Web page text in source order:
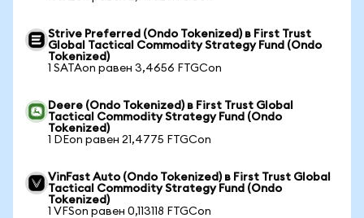
Strive Preferred (Ondo Tokenized) в First Trust
Global Tactical Commodity Strategy Fund (Ondo
Tokenized)
1 SATAon равен 3,4656 FTGCon
Deere (Ondo Tokenized) в First Trust Global
Tactical Commodity Strategy Fund (Ondo
Tokenized)
1 DEon равен 21,4775 FTGCon
VinFast Auto (Ondo Tokenized) в First Trust Global
Tactical Commodity Strategy Fund (Ondo
Tokenized)
1 VFSon равен 0,113118 FTGCon